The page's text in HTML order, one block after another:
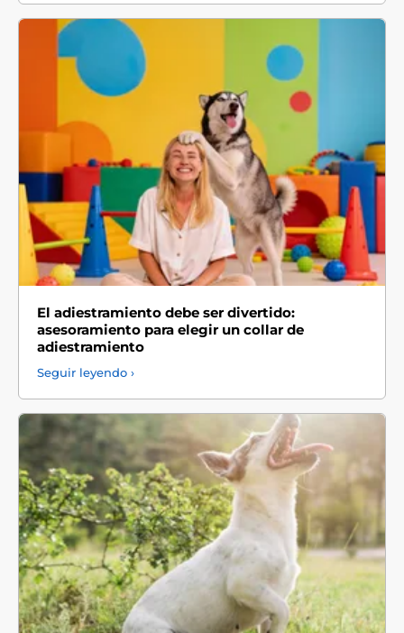
El adiestramiento debe ser divertido:
asesoramiento para elegir un collar de
adiestramiento
Seguir leyendo ›